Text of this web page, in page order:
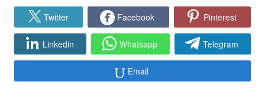
Twitter Facebook Pinterest
Linkedin Whatsapp Telegram
Email